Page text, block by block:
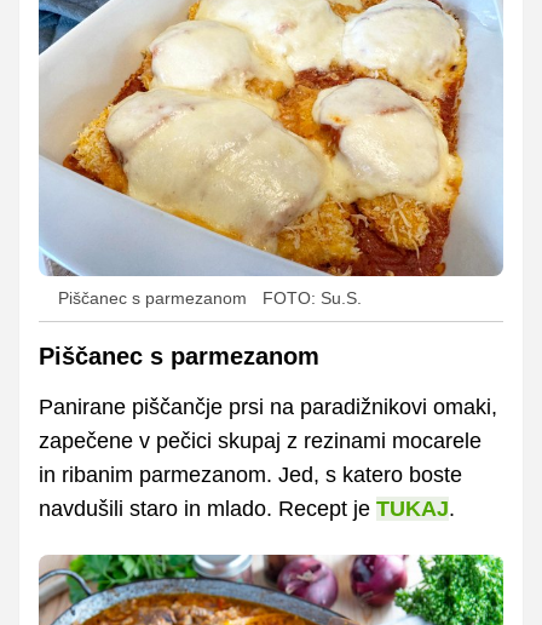
Piščanec s parmezanom FOTO: Su.S.
Piščanec s parmezanom
Panirane piščančje prsi na paradižnikovi omaki,
zapečene v pečici skupaj z rezinami mocarele
in ribanim parmezanom. Jed, s katero boste
navdušili staro in mlado. Recept je TUKAJ.